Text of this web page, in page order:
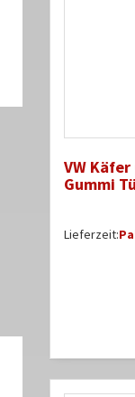
VW
Gummi
Lieferzeit: